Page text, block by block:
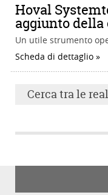
Hoval
aggiunto
Un utile strumento
Scheda di dettaglio
Cerca tra le